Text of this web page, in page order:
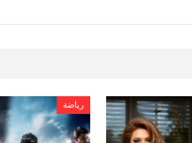
رياضة